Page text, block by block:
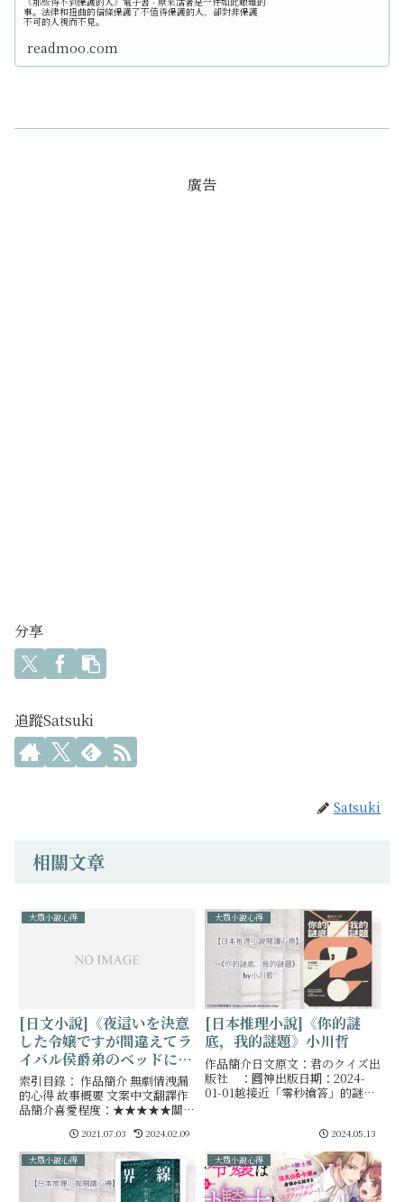
事。法律和扭曲的信條保護了不值得保護的人，卻對非保護
不可的人視而不見。
readmoo.com
廣告
分享
追蹤Satsuki
Satsuki
相關文章
大眾小說心得
[日文小說]《夜這いを決意
した令嬢ですが間違えてラ
イバル侯爵弟のベッドにも
ぐりこんでしまいました》
by茜たま
索引目錄： 作品簡介 無劇情洩漏
的心得 故事概要 文案中文翻譯作
品簡介喜愛程度：★★★★★關鍵
冤家／男方暗戀首發位置：崖っぷ
ち男爵令嬢・クロエは、現状を打
開するために侯
2021.07.03 2024.02.09
大眾小說心得
[日本推理小說]《你的謎
底，我的謎題》小川哲
作品簡介日文原文：君のクイズ出
版社 ：圓神出版日期：2024-
01-01越接近「零秒搶答」的謎團
解的益智問答。關係到千萬獎金的
現場直播益智節
2024.05.13
大眾小說心得 大眾小說心得